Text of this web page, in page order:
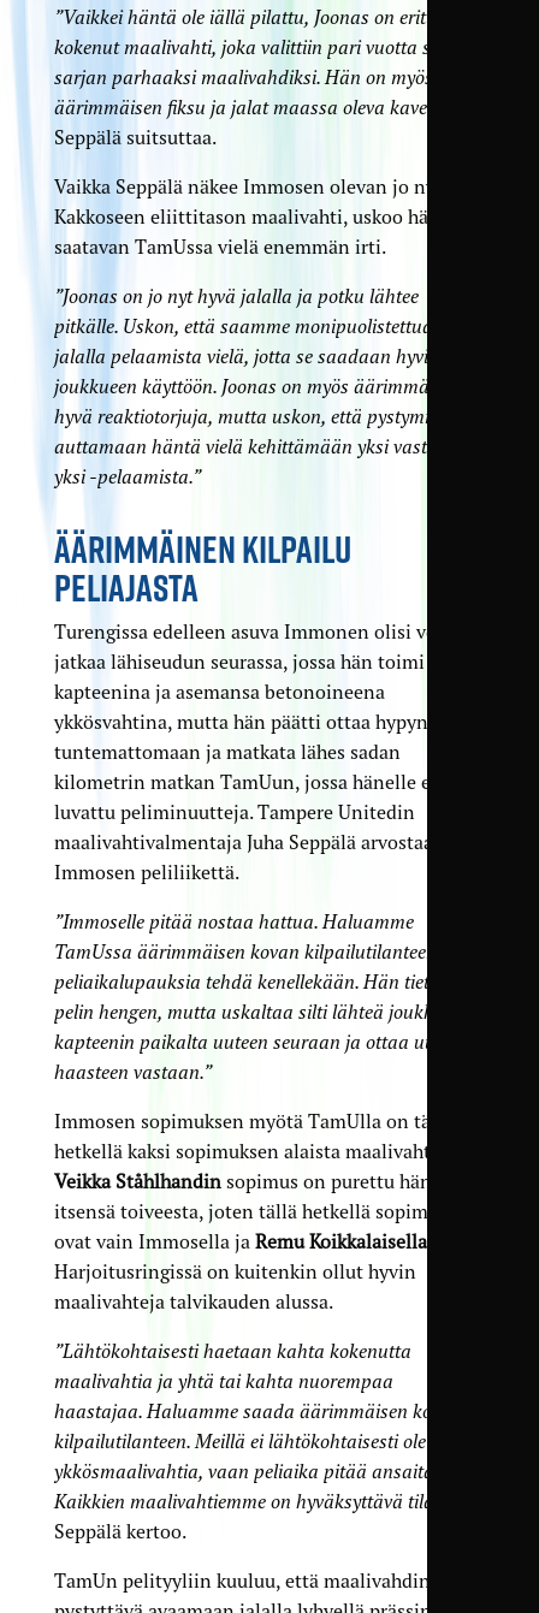
”Vaikkei häntä ole iällä pilattu, Joonas on erittäin
kokenut maalivahti, joka valittiin pari vuotta sitten
sarjan parhaaksi maalivahdiksi. Hän on myös
äärimmäisen fiksu ja jalat maassa oleva kaveri”
Seppälä suitsuttaa.
Vaikka Seppälä näkee Immosen olevan jo nyt
Kakkoseen eliittitason maalivahti, uskoo hänestä
saatavan TamUssa vielä enemmän irti.
”Joonas on jo nyt hyvä jalalla ja potku lähtee
pitkälle. Uskon, että saamme monipuolistettua
jalalla pelaamista vielä, jotta se saadaan hyvin
joukkueen käyttöön. Joonas on myös äärimmäisen
hyvä reaktiotorjuja, mutta uskon, että pystymme
auttamaan häntä vielä kehittämään yksi vastaan
yksi -pelaamista.”
ÄÄRIMMÄINEN KILPAILU
PELIAJASTA
Turengissa edelleen asuva Immonen olisi voinut
jatkaa lähiseudun seurassa, jossa hän toimi
kapteenina ja asemansa betonoineena
ykkösvahtina, mutta hän päätti ottaa hypyn
tuntemattomaan ja matkata lähes sadan
kilometrin matkan TamUun, jossa hänelle ei ole
luvattu peliminuutteja. Tampere Unitedin
maalivahtivalmentaja Juha Seppälä arvostaa
Immosen peliliikettä.
”Immoselle pitää nostaa hattua. Haluamme
TamUssa äärimmäisen kovan kilpailutilanteen eikä
peliaikalupauksia tehdä kenellekään. Hän tietää
pelin hengen, mutta uskaltaa silti lähteä joukkueen
kapteenin paikalta uuteen seuraan ja ottaa uuden
haasteen vastaan.”
Immosen sopimuksen myötä TamUlla on tällä
hetkellä kaksi sopimuksen alaista maalivahtia.
Veikka Ståhlhandinsopimus on purettu hänen
itsensä toiveesta, joten tällä hetkellä sopimukset
ovat vain Immosella ja Remu Koikkalaisella.
Harjoitusringissä on kuitenkin ollut hyvin
maalivahteja talvikauden alussa.
”Lähtökohtaisesti haetaan kahta kokenutta
maalivahtia ja yhtä tai kahta nuorempaa
haastajaa. Haluamme saada äärimmäisen kovan
kilpailutilanteen. Meillä ei lähtökohtaisesti ole selvää
ykkösmaalivahtia, vaan peliaika pitää ansaita.
Kaikkien maalivahtiemme on hyväksyttävä tilanne”
Seppälä kertoo.
TamUn pelityyliin kuuluu, että maalivahdin on